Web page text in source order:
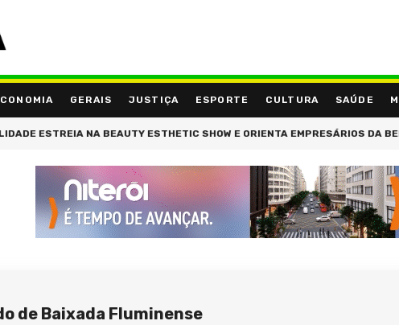
GERAIS JUSTIÇA ESPORTE CULTURA SAÚDE
NA BEAUTY ESTHETIC SHOW E ORIENTA EMPRESÁRIOS DA BELEZA
de Baixada Fluminense